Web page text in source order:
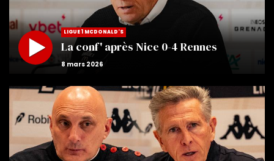
LIGUE 1 MCDONALD'S
La conf' après Nice 0-4 Rennes